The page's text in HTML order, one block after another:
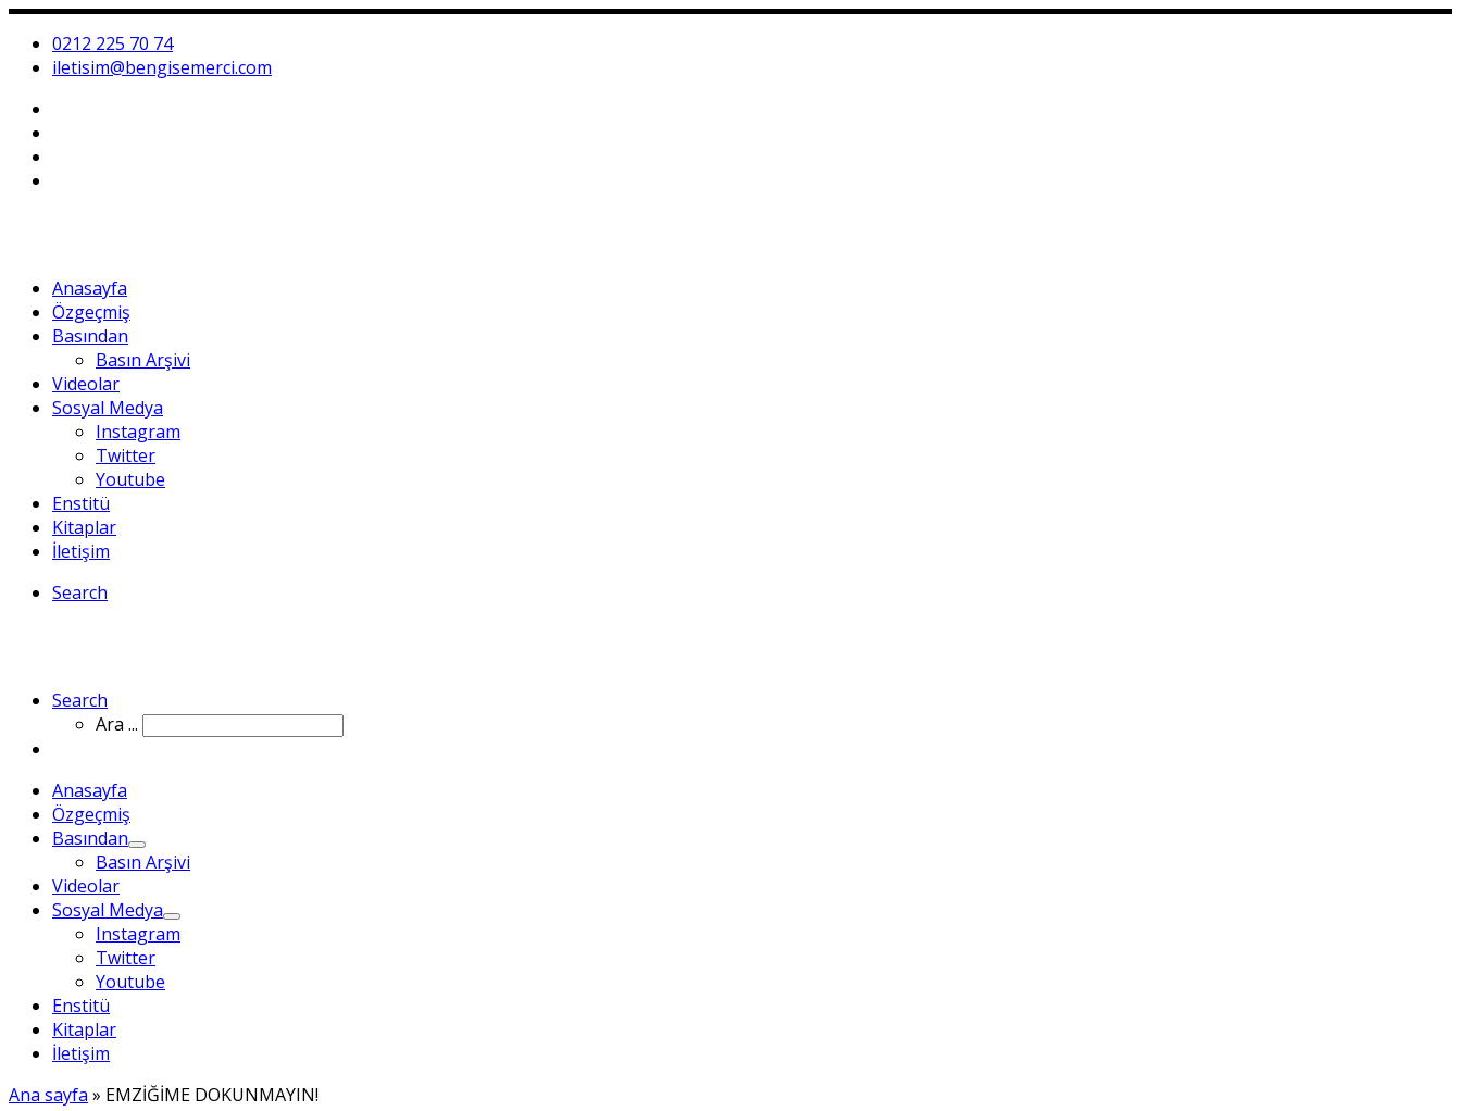
0212 225 70 74
iletisim@bengisemerci.com
Anasayfa
Özgeçmiş
Basından
Basın Arşivi
Videolar
Sosyal Medya
Instagram
Twitter
Youtube
Enstitü
Kitaplar
İletişim
Search
Search
Ara ...
Anasayfa
Özgeçmiş
Basından
Basın Arşivi
Videolar
Sosyal Medya
Instagram
Twitter
Youtube
Enstitü
Kitaplar
İletişim
Ana sayfa » EMZİĞİME DOKUNMAYIN!